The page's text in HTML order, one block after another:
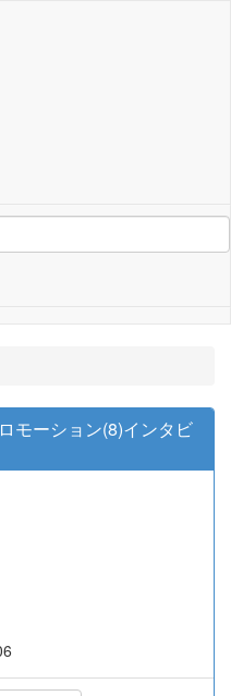
モーション(8)インタビ